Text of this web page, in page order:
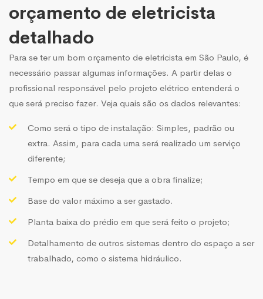
orçamento de eletricista
detalhado
Para se ter um bom orçamento de eletricista em São Paulo, é
necessário passar algumas informações. A partir delas o
profissional responsável pelo projeto elétrico entenderá o
que será preciso fazer. Veja quais são os dados relevantes:
Como será o tipo de instalação: Simples, padrão ou
extra. Assim, para cada uma será realizado um serviço
diferente;
Tempo em que se deseja que a obra finalize;
Base do valor máximo a ser gastado.
Planta baixa do prédio em que será feito o projeto;
Detalhamento de outros sistemas dentro do espaço a ser
trabalhado, como o sistema hidráulico.